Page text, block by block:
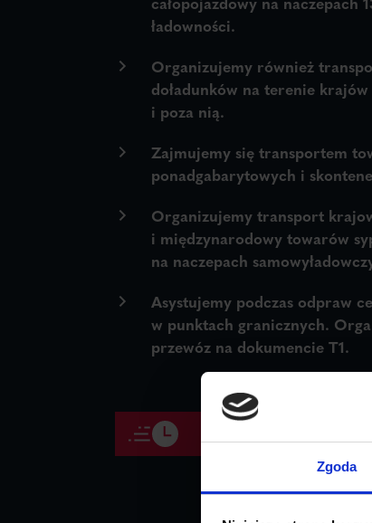
Zgoda
ładowności.
Organizujemy również
doładunków na terenie
i poza nią.
Zajmujemy się transportem
ponadgabarytowych i
Organizujemy transport
i międzynarodowy towarów
na naczepach
Asystujemy podczas odpraw
w punktach granicznych.
przewóz na dokumencie T1.